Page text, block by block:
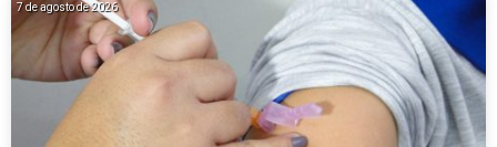
7 de agosto de 2026